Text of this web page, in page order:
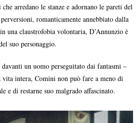
arredano le stanze e adornano le pareti del
romanticamente annebbiato dalla
una claustrofobia volontaria, D’Annunzio è
suo personaggio.
un uomo perseguitato dai fantasmi –
intera, Comini non può fare a meno di
e di restarne suo malgrado affascinato.